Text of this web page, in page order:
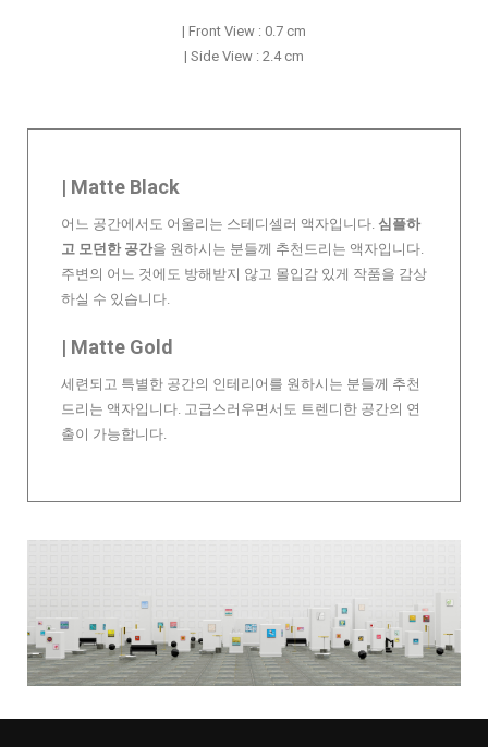
| Front View : 0.7 cm
| Side View : 2.4 cm
| Matte Black
어느 공간에서도 어울리는 스테디셀러 액자입니다. 심플하
고 모던한 공간을 원하시는 분들께 추천드리는 액자입니다.
주변의 어느 것에도 방해받지 않고 몰입감 있게 작품을 감상
하실 수 있습니다.
| Matte Gold
세련되고 특별한 공간의 인테리어를 원하시는 분들께 추천
드리는 액자입니다. 고급스러우면서도 트렌디한 공간의 연
출이 가능합니다.